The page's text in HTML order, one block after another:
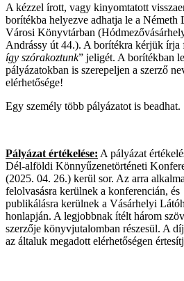
A kézzel írott, vagy kinyomtatott
borítékba helyezve adhatja le a Németh
Városi Könyvtárban
Andrássy út 44.). A borítékra kérjük írja
így szórakoztunk” jeligét. A borítékban
pályázatokban is szerepeljen a szerző
elérhetősége!
Egy személy több pályázatot is beadhat.
Pályázat értékelése: A pályázat
Dél-alföldi Könnyűzenetörténeti
(2025. 04. 26.) kerül sor. Az arra
felolvasásra kerülnek a konferencián, és
publikálásra kerülnek a Vásárhelyi
honlapján. A legjobbnak ítélt három
szerzője könyvjutalomban részesül. A
az általuk megadott elérhetőségen